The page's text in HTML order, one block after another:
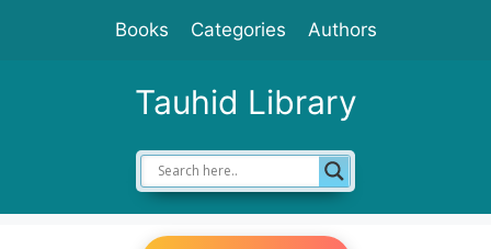
Books Categories Authors
Tauhid Library